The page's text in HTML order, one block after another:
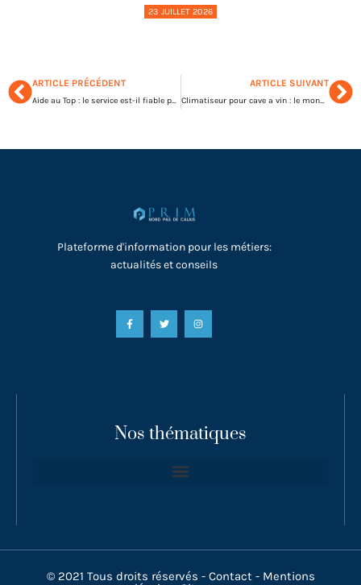
23 JUILLET 2026
ARTICLE PRÉCÉDENT
Aide au Top : le service est-il fiable pour trouver une aide ?
ARTICLE SUIVANT
Climatiseur pour cave a vin : le monobloc ou le split ?
Plateforme d'information pour les métiers:
actualités et conseils
Nos thématiques
© 2021 Tous droits réservés - Contact- Mentions